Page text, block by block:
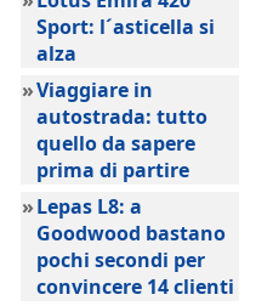
Sport: l´asticella si
alza
»Viaggiare in
autostrada: tutto
quello da sapere
prima di partire
»Lepas L8: a
Goodwood bastano
pochi secondi per
convincere 14 clienti